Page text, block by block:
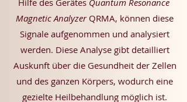
Hilfe des Gerätes Quantum Resonance
Magnetic AnalyzerQRMA, können diese
Signale aufgenommen und analysiert
werden. Diese Analyse gibt detailliert
Auskunft über die Gesundheit der Zellen
und des ganzen Körpers, wodurch eine
gezielte Heilbehandlung möglich ist.